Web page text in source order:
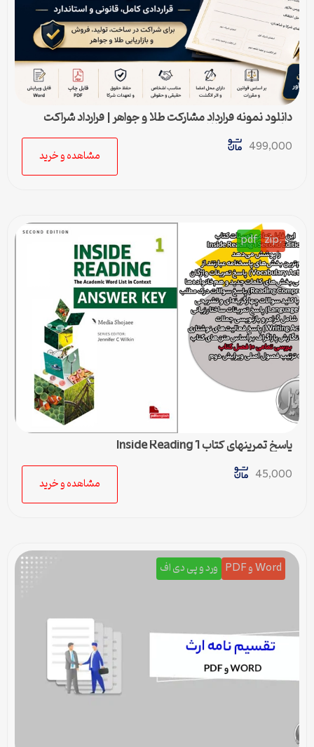
دانلود نمونه قرارداد مشارکت طلا و جواهر | قرارداد شراکت
499,000
مشاهده و خرید
.zip
pdf
پاسخ تمرینهای کتاب Inside Reading 1
45,000
مشاهده و خرید
Word و PDF ورد و پی دی اف